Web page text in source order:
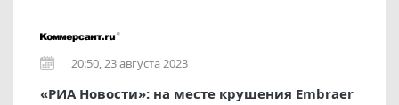
20:50, 23 августа 2023
«РИА Новости»: на месте крушения Embraer